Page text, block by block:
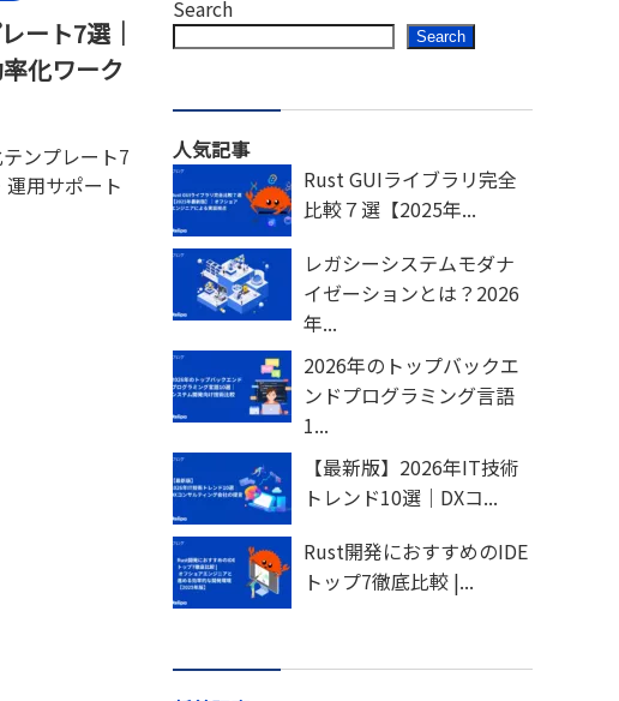
ート7選｜
化ワーク
ンプレート7
用サポート
Search
Search
人気記事
Rust GUIライブラリ完全
比較７選【2025年...
レガシーシステムモダナ
イゼーションとは？2026
年...
2026年のトップバックエ
ンドプログラミング言語
1...
【最新版】2026年IT技術
トレンド10選｜DXコ...
Rust開発におすすめのIDE
トップ7徹底比較 |...